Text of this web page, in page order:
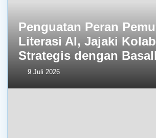
Penguatan Peran
Literasi AI, Jajaki
Strategis dengan
9 Juli 2026